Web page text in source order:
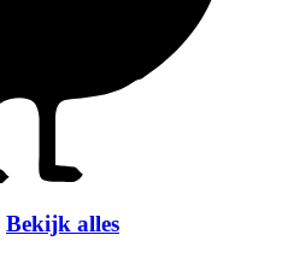
Bekijk alles